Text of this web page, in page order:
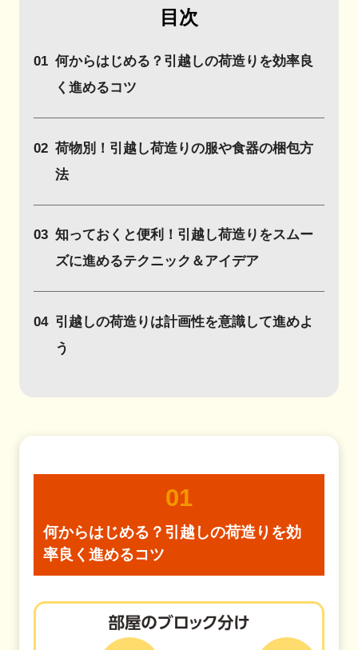
目次
01 何からはじめる？引越しの荷造りを効率良
く進めるコツ
02 荷物別！引越し荷造りの服や食器の梱包方
法
03 知っておくと便利！引越し荷造りをスムー
ズに進めるテクニック＆アイデア
04 引越しの荷造りは計画性を意識して進めよ
う
01
何からはじめる？ 引越しの荷造りを効
率良く進めるコツ